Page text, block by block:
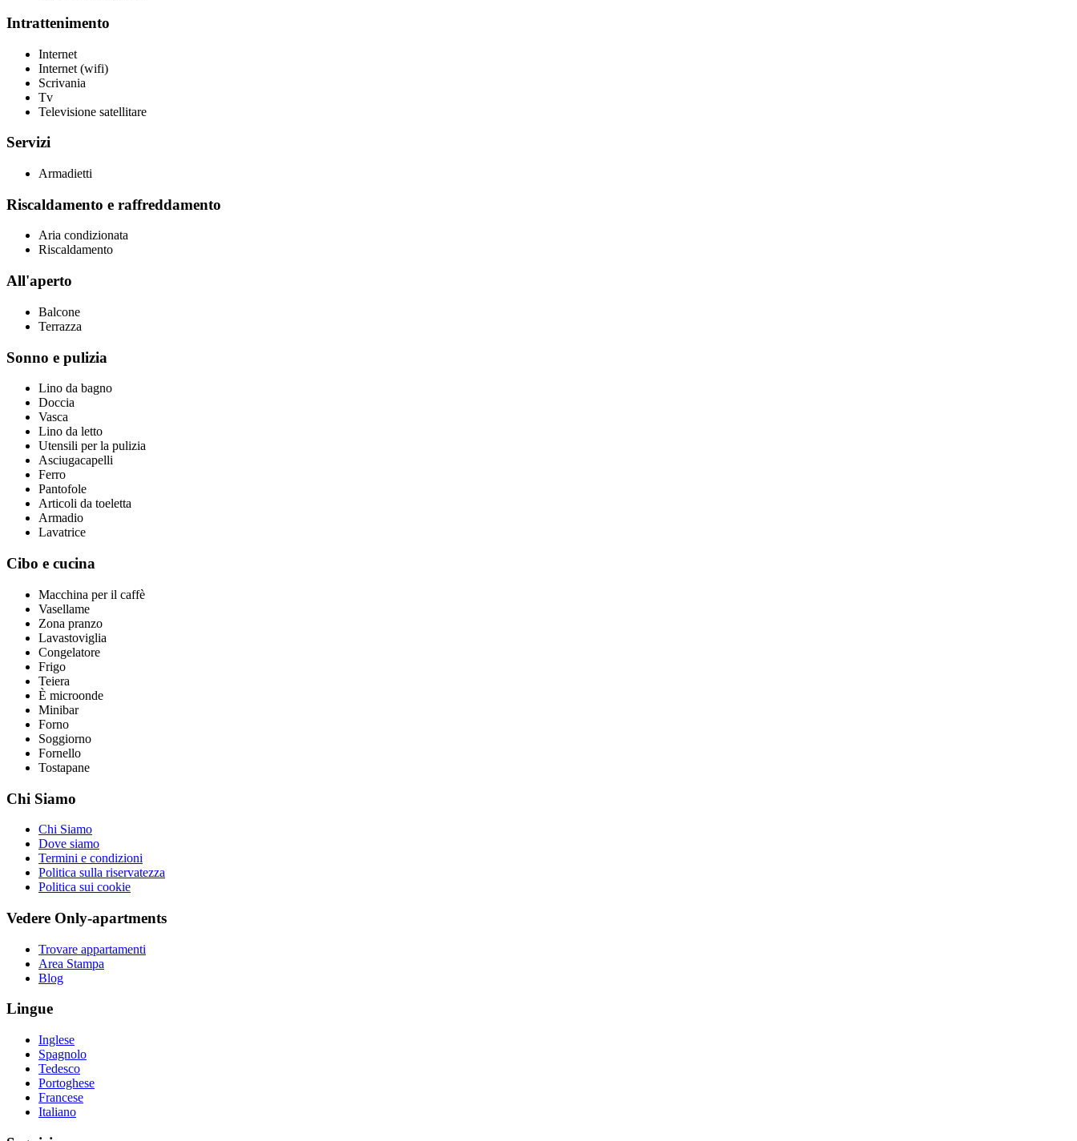
Intrattenimento
Internet
Internet (wifi)
Scrivania
Tv
Televisione satellitare
Servizi
Armadietti
Riscaldamento e raffreddamento
Aria condizionata
Riscaldamento
All'aperto
Balcone
Terrazza
Sonno e pulizia
Lino da bagno
Doccia
Vasca
Lino da letto
Utensili per la pulizia
Asciugacapelli
Ferro
Pantofole
Articoli da toeletta
Armadio
Lavatrice
Cibo e cucina
Macchina per il caffè
Vasellame
Zona pranzo
Lavastoviglia
Congelatore
Frigo
Teiera
È microonde
Minibar
Forno
Soggiorno
Fornello
Tostapane
Chi Siamo
Chi Siamo
Dove siamo
Termini e condizioni
Politica sulla riservatezza
Politica sui cookie
Vedere Only-apartments
Trovare appartamenti
Area Stampa
Blog
Lingue
Inglese
Spagnolo
Tedesco
Portoghese
Francese
Italiano